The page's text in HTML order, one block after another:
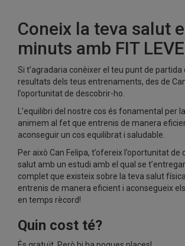
Coneix la teva salut
minuts amb FIT
Si t’agradaria conèixer el teu punt de partida
resultats dels teus entrenaments, des de
l’oportunitat de descobrir-ho.
L’equilibri del nostre cos és fonamental per
animem al fet que entrenis de manera
aconseguir un cos equilibrat i saludable.
Per això Can Felipa, t’ofereix l’oportunitat de
salut amb un estudi amb el qual se
complet que existeix sobre la teva salut
entrenis de manera eficient i aconsegueix
en temps rècord!
Quin cost té?